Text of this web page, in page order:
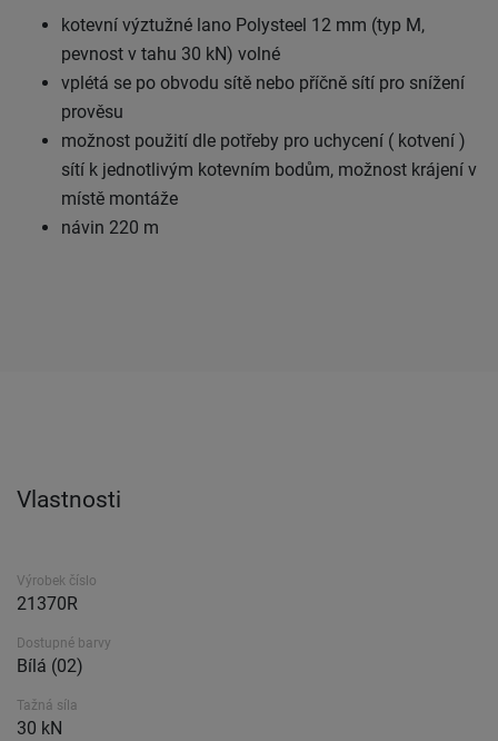
kotevní výztužné lano Polysteel 12 mm (typ M,
pevnost v tahu 30 kN) volné
vplétá se po obvodu sítě nebo příčně sítí pro snížení
prověsu
možnost použití dle potřeby pro uchycení ( kotvení )
sítí k jednotlivým kotevním bodům, možnost krájení v
místě montáže
návin 220 m
Vlastnosti
Výrobek číslo
21370R
Dostupné barvy
Bílá (02)
Tažná síla
30 kN